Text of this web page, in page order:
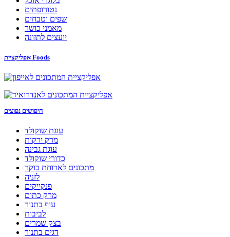
נטורופתים
שפים וטבחים
מאמני כושר
יועצים לתזונה
אפליקציית Foods
חיפושים נפוצים
עוגת שוקולד
מרק ירקות
עוגת גבינה
כדורי שוקולד
מתכונים לארוחת בוקר
לזניה
פנקייקים
מרק כתום
עוף בתנור
לביבות
בצק שמרים
דגים בתנור